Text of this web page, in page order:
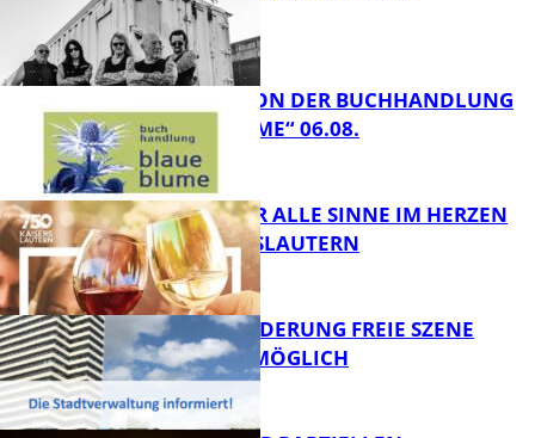
FB Kultur
LESETIPPS VON DER BUCHHANDLUNG
„BLAUE BLUME“ 06.08.
FB Kultur
GENÜSSE FÜR ALLE SINNE IM HERZEN
VON KAISERSLAUTERN
PROJEKTFÖRDERUNG FREIE SZENE
WEITERHIN MÖGLICH